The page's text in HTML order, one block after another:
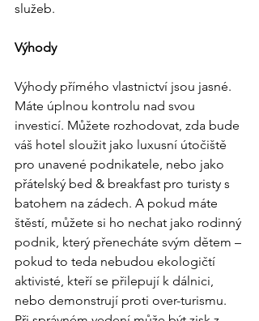
služeb.
Výhody
Výhody přímého vlastnictví jsou jasné.
Máte úplnou kontrolu nad svou
investicí. Můžete rozhodovat, zda bude
váš hotel sloužit jako luxusní útočiště
pro unavené podnikatele, nebo jako
přátelský bed & breakfast pro turisty s
batohem na zádech. A pokud máte
štěstí, můžete si ho nechat jako rodinný
podnik, který přenecháte svým dětem –
pokud to teda nebudou ekologičtí
aktivisté, kteří se přilepují k dálnici,
nebo demonstrují proti over-turismu.